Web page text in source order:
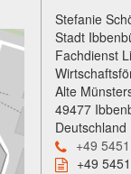
Stefanie
Stadt
Fachdienst
Alte
49477
Deutschland
+49
+49